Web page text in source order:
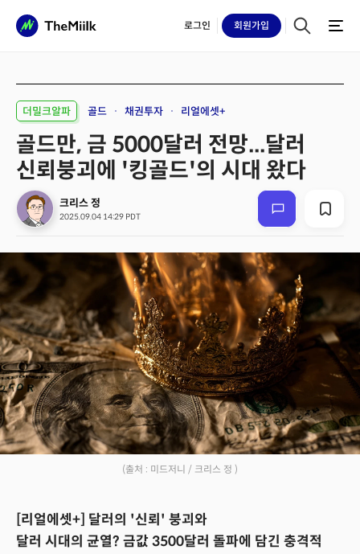
로그인 회원가입
더밀크알파 골드 채권투자 리얼에셋+
골드만, 금 5000달러 전망...달러
신뢰붕괴에 '킹골드'의 시대 왔다
크리스 정
2025.09.04 14:29 PDT
(출처 : 미드저니 / 크리스 정 )
[리얼에셋+] 달러의 '신뢰' 붕괴와
달러 시대의 균열? 금값 3500달러 돌파에 담긴 충격적